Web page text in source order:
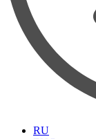
RU